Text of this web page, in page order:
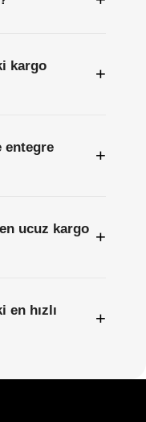
kargo
+
entegre
+
ucuz kargo +
en hızlı
+